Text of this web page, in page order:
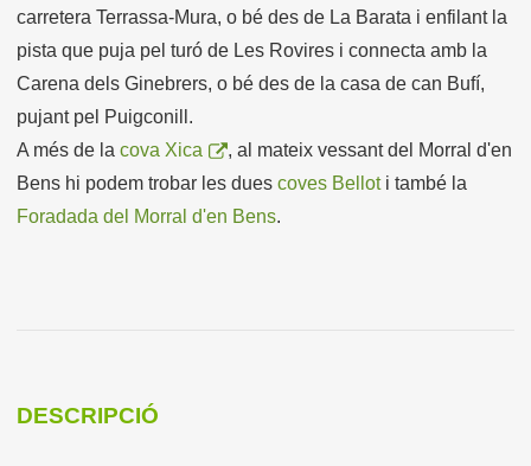
carretera Terrassa-Mura, o bé des de La Barata i enfilant la
pista que puja pel turó de Les Rovires i connecta amb la
Carena dels Ginebrers, o bé des de la casa de can Bufí,
pujant pel Puigconill.
A més de lacova Xica
, al mateix vessant del Morral d'en
Bens hi podem trobar les duescoves Belloti també la
Foradada del Morral d'en Bens.
DESCRIPCIÓ